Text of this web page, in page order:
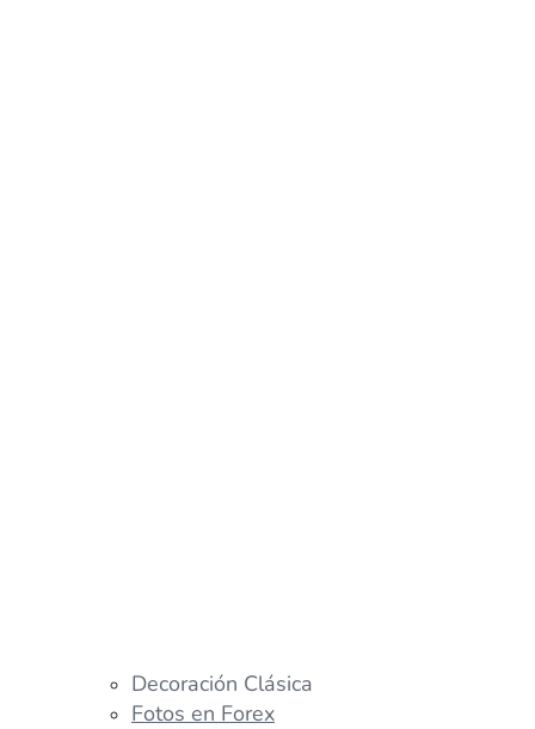
Decoración Clásica
Fotos en Forex